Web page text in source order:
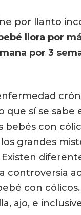
por llanto
llora por
por 3
que sí se sabe
bebés con
grandes
controversia
con
ajo, e